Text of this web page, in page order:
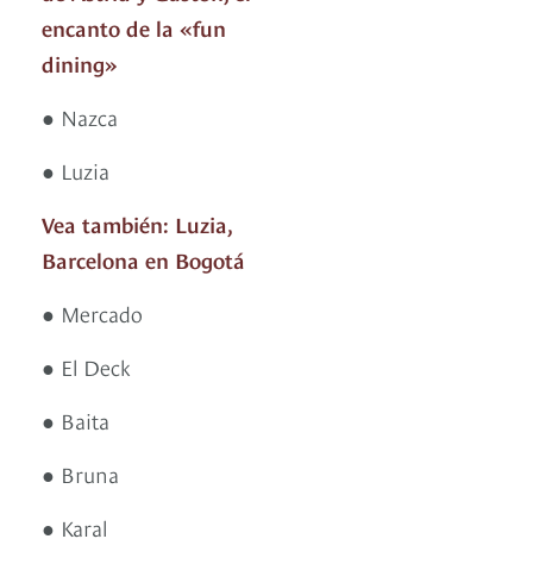
encanto de la «fun
dining»
● Nazca
● Luzia
Vea también: Luzia,
Barcelona en Bogotá
● Mercado
● El Deck
● Baita
● Bruna
● Karal